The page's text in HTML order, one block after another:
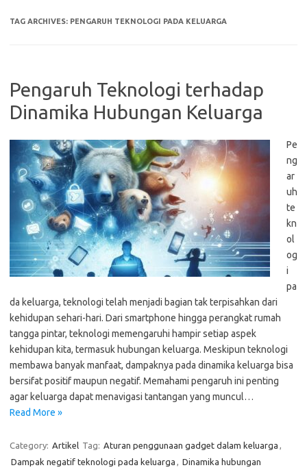
TAG ARCHIVES: PENGARUH TEKNOLOGI PADA KELUARGA
Pengaruh Teknologi terhadap
Dinamika Hubungan Keluarga
Pe
ng
ar
uh
te
kn
ol
og
i
pa
da keluarga, teknologi telah menjadi bagian tak terpisahkan dari
kehidupan sehari-hari. Dari smartphone hingga perangkat rumah
tangga pintar, teknologi memengaruhi hampir setiap aspek
kehidupan kita, termasuk hubungan keluarga. Meskipun teknologi
membawa banyak manfaat, dampaknya pada dinamika keluarga bisa
bersifat positif maupun negatif. Memahami pengaruh ini penting
agar keluarga dapat menavigasi tantangan yang muncul…
Read More »
Category: Artikel Tag: Aturan penggunaan gadget dalam keluarga ,
Dampak negatif teknologi pada keluarga , Dinamika hubungan